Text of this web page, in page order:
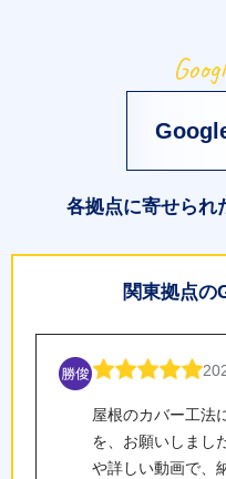
各拠点に寄せられ
関東拠点の
屋根のカバー工法
を、お願いしまし
や詳しい動画で、